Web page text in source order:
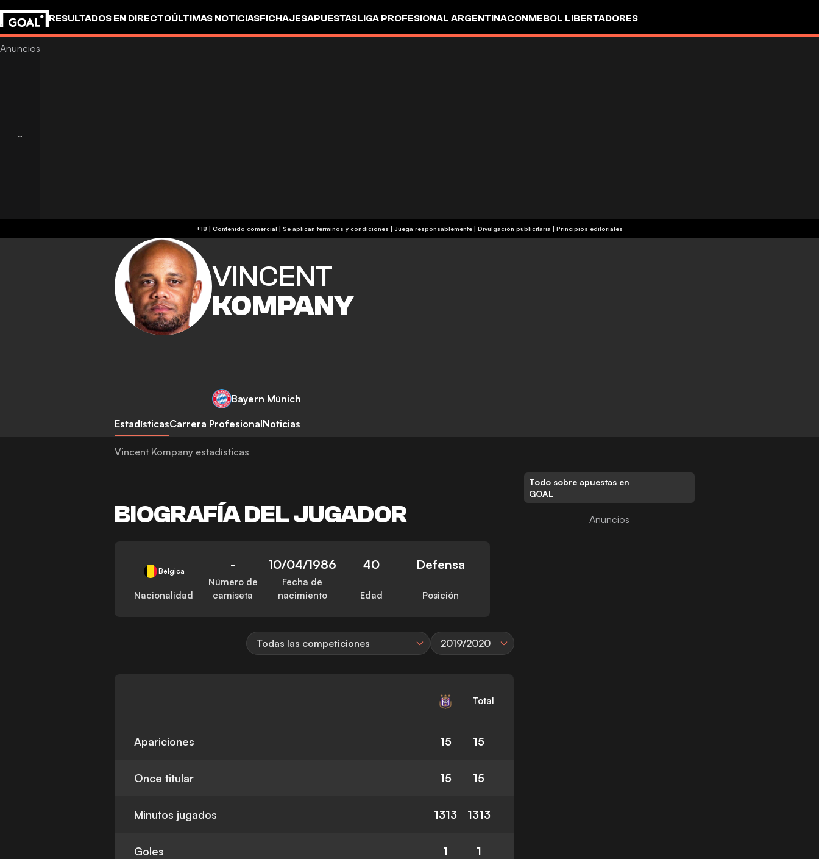
RESULTADOS EN DIRECTOÚLTIMAS NOTICIASFICHAJESAPUESTASLIGA PROFESIONAL ARGENTINACONMEBOL LIBERTADORES
+18 | Contenido comercial | Se aplican términos y condiciones | Juega responsablemente | Divulgación publicitaria | Principios editoriales
VINCENT
KOMPANY
Bayern Múnich
EstadísticasCarrera ProfesionalNoticias
Vincent Kompany estadísticas
BIOGRAFÍA DEL JUGADOR
Bélgica
Nacionalidad
-
Número de
camiseta
10/04/1986
Fecha de
nacimiento
40
Edad
Defensa
Posición
Todas las competiciones 2019/2020
Total
Apariciones 15 15
Once titular 15 15
Minutos jugados 1313 1313
Goles 1 1
Todo sobre apuestas en
GOAL